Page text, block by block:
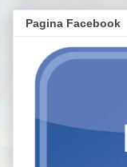
Pagina Facebook